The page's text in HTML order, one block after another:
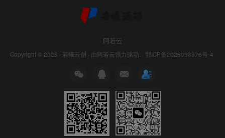
阿若云
Copyright © 2025 · 若曦云创 · 由阿若云强力驱动. · 鄂ICP备2025093376号-4